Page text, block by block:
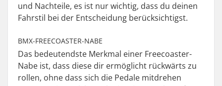
und Nachteile, es ist nur wichtig, dass du deinen
Fahrstil bei der Entscheidung berücksichtigst.
BMX-FREECOASTER-NABE
Das bedeutendste Merkmal einer Freecoaster-
Nabe ist, dass diese dir ermöglicht rückwärts zu
rollen, ohne dass sich die Pedale mitdrehen